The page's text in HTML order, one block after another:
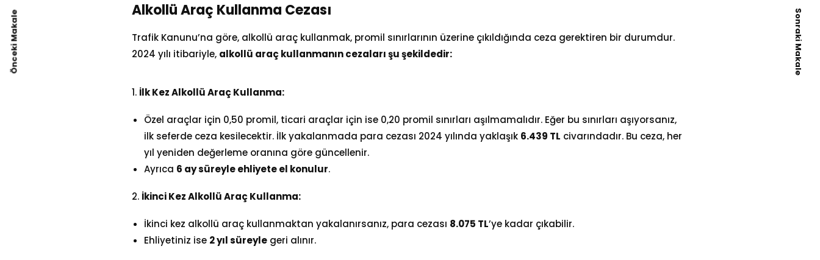
Alkollü Araç Kullanma Cezası
Trafik Kanunu’na göre, alkollü araç kullanmak, promil sınırlarının üzerine çıkıldığında ceza gerektiren bir durumdur.
2024 yılı itibariyle, alkollü araç kullanmanın cezaları şu şekildedir:
1. İlk Kez Alkollü Araç Kullanma:
Özel araçlar için 0,50 promil, ticari araçlar için ise 0,20 promil sınırları aşılmamalıdır. Eğer bu sınırları aşıyorsanız,
ilk seferde ceza kesilecektir. İlk yakalanmada para cezası 2024 yılında yaklaşık 6.439 TL civarındadır. Bu ceza, her
yıl yeniden değerleme oranına göre güncellenir.
Ayrıca 6 ay süreyle ehliyete el konulur.
2. İkinci Kez Alkollü Araç Kullanma:
İkinci kez alkollü araç kullanmaktan yakalanırsanız, para cezası 8.075 TL’ye kadar çıkabilir.
Ehliyetiniz ise 2 yıl süreyle geri alınır.
Önceki Makale Sonraki Makale